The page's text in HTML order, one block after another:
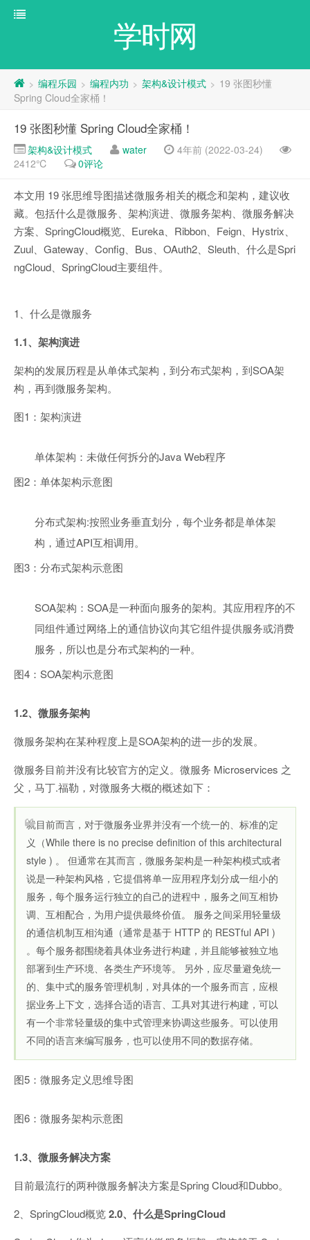
学时网
> 编程乐园 > 编程内功 > 架构&设计模式 > 19 张图秒懂
Spring Cloud全家桶！
19 张图秒懂 Spring Cloud全家桶！
架构&设计模式 water
4年前 (2022-03-24)
2412℃
0评论
本文用 19 张思维导图描述微服务相关的概念和架构，建议收
藏。包括什么是微服务、架构演进、微服务架构、微服务解决
方案、SpringCloud概览、Eureka、Ribbon、Feign、Hystrix、
Zuul、Gateway、Config、Bus、OAuth2、Sleuth、什么是Spri
ngCloud、SpringCloud主要组件。
1、什么是微服务
1.1、架构演进
架构的发展历程是从单体式架构，到分布式架构，到SOA架
构，再到微服务架构。
图1：架构演进
单体架构：未做任何拆分的Java Web程序
图2：单体架构示意图
分布式架构:按照业务垂直划分，每个业务都是单体架
构，通过API互相调用。
图3：分布式架构示意图
SOA架构：SOA是一种面向服务的架构。其应用程序的不
同组件通过网络上的通信协议向其它组件提供服务或消费
服务，所以也是分布式架构的一种。
图4：SOA架构示意图
1.2、微服务架构
微服务架构在某种程度上是SOA架构的进一步的发展。
微服务目前并没有比较官方的定义。微服务 Microservices 之
父，马丁.福勒，对微服务大概的概述如下：
就目前而言，对于微服务业界并没有一个统一的、标准的定
义（While there is no precise definition of this architectural
style ) 。 但通常在其而言，微服务架构是一种架构模式或者
说是一种架构风格，它提倡将单一应用程序划分成一组小的
服务，每个服务运行独立的自己的进程中，服务之间互相协
调、互相配合，为用户提供最终价值。 服务之间采用轻量级
的通信机制互相沟通（通常是基于 HTTP 的 RESTful API )
。每个服务都围绕着具体业务进行构建，并且能够被独立地
部署到生产环境、各类生产环境等。 另外，应尽量避免统一
的、集中式的服务管理机制，对具体的一个服务而言，应根
据业务上下文，选择合适的语言、工具对其进行构建，可以
有一个非常轻量级的集中式管理来协调这些服务。可以使用
不同的语言来编写服务，也可以使用不同的数据存储。
图5：微服务定义思维导图
图6：微服务架构示意图
1.3、微服务解决方案
目前最流行的两种微服务解决方案是Spring Cloud和Dubbo。
2、SpringCloud概览2.0、什么是SpringCloud